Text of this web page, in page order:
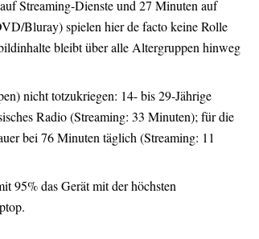
Streaming-Dienste und 27 Minuten auf
Bluray) spielen hier de facto keine Rolle
bleibt über alle Altergruppen hinweg
nicht totzukriegen: 14- bis 29-Jährige
Radio (Streaming: 33 Minuten); für die
bei 76 Minuten täglich (Streaming: 11
95% das Gerät mit der höchsten